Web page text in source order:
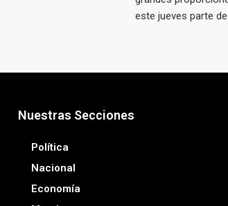
este jueves parte de
Nuestras Secciones
Política
Nacional
Economía